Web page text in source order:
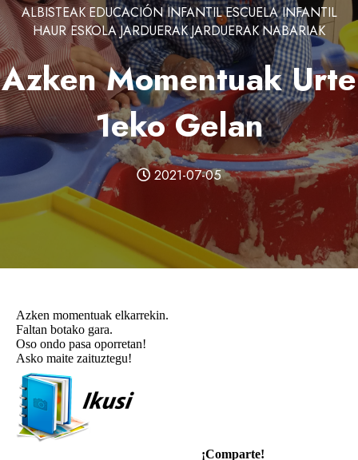
ALBISTEAK EDUCACIÓN INFANTILESCUELA INFANTIL
HAUR ESKOLAJARDUERAKJARDUERAKNABARIAK
Azken Momentuak Urte
1eko Gelan
2021-07-05
Azken momentuak elkarrekin.
Faltan botako gara.
Oso ondo pasa oporretan!
Asko maite zaituztegu!
¡Comparte!